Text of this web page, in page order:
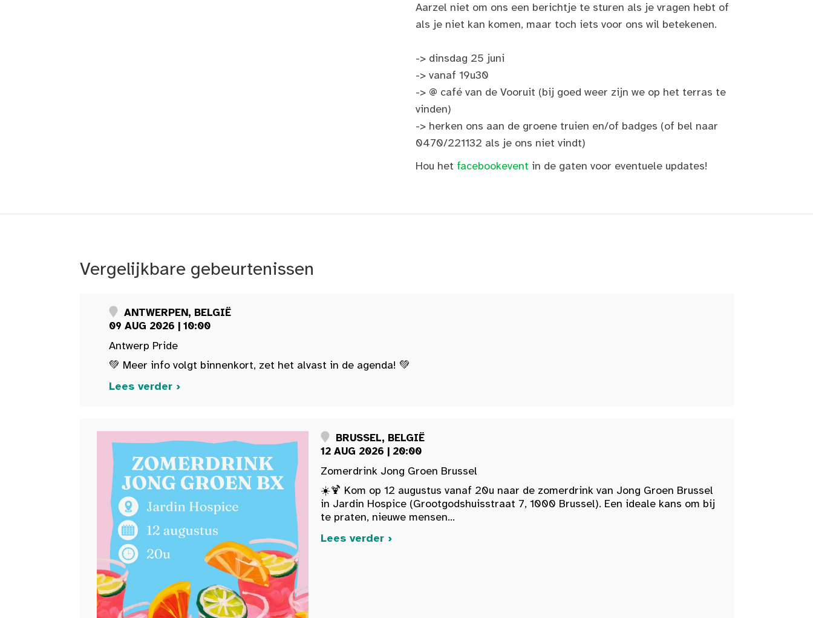
Aarzel niet om ons een berichtje te sturen als je vragen hebt of
als je niet kan komen, maar toch iets voor ons wil betekenen.
-> dinsdag 25 juni
-> vanaf 19u30
-> @ café van de Vooruit (bij goed weer zijn we op het terras te
vinden)
-> herken ons aan de groene truien en/of badges (of bel naar
0470/221132 als je ons niet vindt)
Hou het facebookevent in de gaten voor eventuele updates!
Vergelijkbare gebeurtenissen
ANTWERPEN, BELGIË
09 AUG 2026 | 10:00
Antwerp Pride
💚 Meer info volgt binnenkort, zet het alvast in de agenda! 💚
Lees verder ›
BRUSSEL, BELGIË
12 AUG 2026 | 20:00
Zomerdrink Jong Groen Brussel
☀️🍹 Kom op 12 augustus vanaf 20u naar de zomerdrink van Jong Groen Brussel
in Jardin Hospice (Grootgodshuisstraat 7, 1000 Brussel). Een ideale kans om bij
te praten, nieuwe mensen...
Lees verder ›